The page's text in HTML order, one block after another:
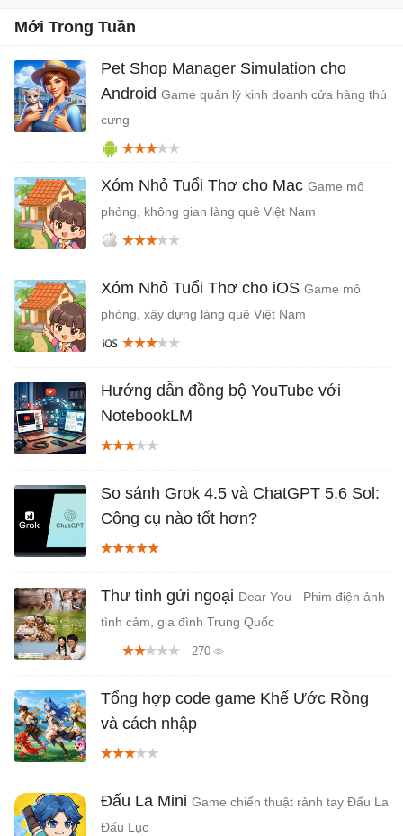
Mới Trong Tuần
Pet Shop Manager Simulation cho
Android Game quản lý kinh doanh cửa hàng thú
cưng
Xóm Nhỏ Tuổi Thơ cho Mac Game mô
phỏng, không gian làng quê Việt Nam
Xóm Nhỏ Tuổi Thơ cho iOS Game mô
phỏng, xây dựng làng quê Việt Nam
Hướng dẫn đồng bộ YouTube với
NotebookLM
So sánh Grok 4.5 và ChatGPT 5.6 Sol:
Công cụ nào tốt hơn?
Thư tình gửi ngoại Dear You - Phim điện ảnh
tình cảm, gia đình Trung Quốc
270
Tổng hợp code game Khế Ước Rồng
và cách nhập
Đấu La Mini Game chiến thuật rảnh tay Đấu La
Đấu Lục